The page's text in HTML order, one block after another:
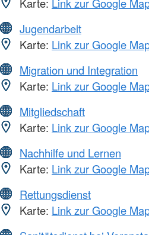
Jugendarbeit
Karte: Link zur Google
Migration und Integration
Karte: Link zur Google
Mitgliedschaft
Karte: Link zur Google
Nachhilfe und Lernen
Karte: Link zur Google
Rettungsdienst
Karte: Link zur Google